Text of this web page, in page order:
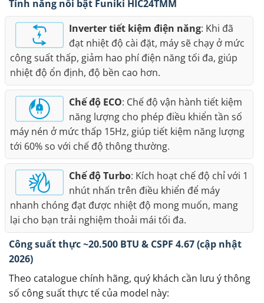
Tính năng nổi bật Funiki HIC24TMM
Inverter tiết kiệm điện năng: Khi đã
đạt nhiệt độ cài đặt, máy sẽ chạy ở mức
công suất thấp, giảm hao phí điện năng tối đa, giúp
nhiệt độ ổn định, độ bền cao hơn.
Chế độ ECO: Chế độ vận hành tiết kiệm
năng lượng cho phép điều khiển tần số
máy nén ở mức thấp 15Hz, giúp tiết kiệm năng lượng
tới 60% so với chế độ thông thường.
Chế độ Turbo: Kích hoạt chế độ chỉ với 1
nhút nhấn trên điều khiển để máy
nhanh chóng đạt được nhiệt độ mong muốn, mang
lại cho bạn trải nghiệm thoải mái tối đa.
Công suất thực ~20.500 BTU & CSPF 4.67 (cập nhật
2026)
Theo catalogue chính hãng, quý khách cần lưu ý thông
số công suất thực tế của model này: